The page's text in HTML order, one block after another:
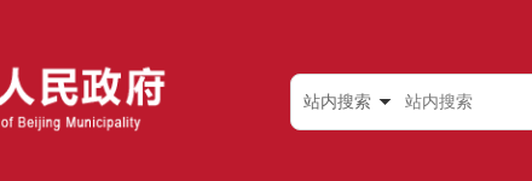
站内搜索